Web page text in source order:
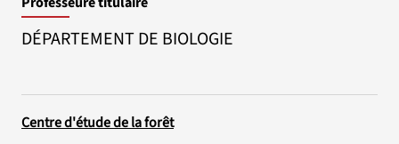
DÉPARTEMENT DE BIOLOGIE
Centre d'étude de la forêt